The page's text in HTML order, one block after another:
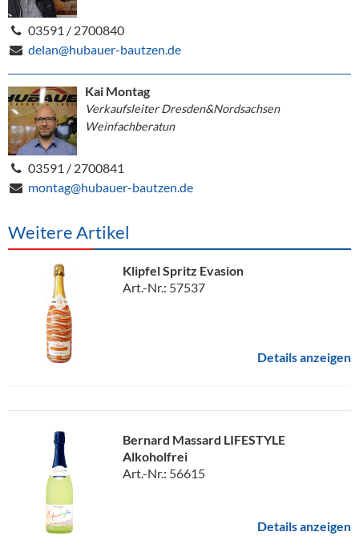
03591 / 2700840
delan@hubauer-bautzen.de
Kai Montag
Verkaufsleiter Dresden&Nordsachsen
Weinfachberatun
03591 / 2700841
montag@hubauer-bautzen.de
Weitere Artikel
Klipfel Spritz Evasion
Art.-Nr.: 57537
Details anzeigen
Bernard Massard LIFESTYLE
Alkoholfrei
Art.-Nr.: 56615
Details anzeigen